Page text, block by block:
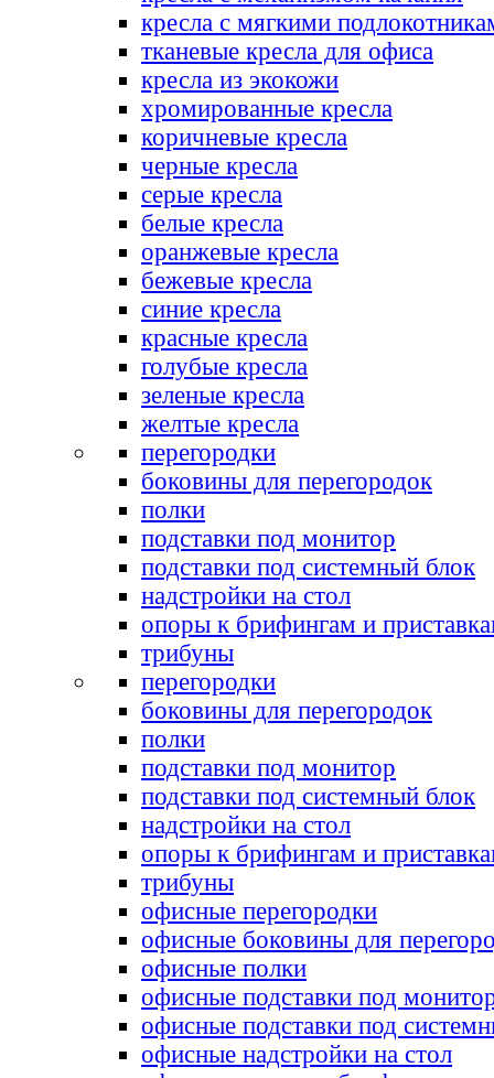
кресла с мягкими
тканевые кресла для офиса
кресла из экокожи
хромированные кресла
коричневые кресла
черные кресла
серые кресла
белые кресла
оранжевые кресла
бежевые кресла
синие кресла
красные кресла
голубые кресла
зеленые кресла
желтые кресла
перегородки
боковины для перегородок
полки
подставки под монитор
подставки под системный блок
надстройки на стол
опоры к брифингам и
трибуны
перегородки
боковины для перегородок
полки
подставки под монитор
подставки под системный блок
надстройки на стол
опоры к брифингам и
трибуны
офисные перегородки
офисные боковины для
офисные полки
офисные подставки под
офисные подставки под
офисные надстройки на стол